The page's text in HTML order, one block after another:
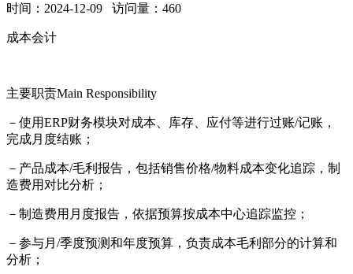
时间：2024-12-09 访问量： 460
成本会计
主要职责Main Responsibility
－使用ERP财务模块对成本、库存、应付等进行过账/记账，
完成月度结账；
－产品成本/毛利报告，包括销售价格/物料成本变化追踪，制
造费用对比分析；
－制造费用月度报告，依据预算按成本中心追踪监控；
－参与月/季度预测和年度预算，负责成本毛利部分的计算和
分析；